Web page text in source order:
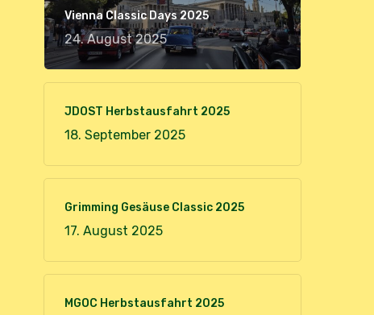
Vienna Classic Days 2025
24. August 2025
JDOST Herbstausfahrt 2025
18. September 2025
Grimming Gesäuse Classic 2025
17. August 2025
MGOC Herbstausfahrt 2025